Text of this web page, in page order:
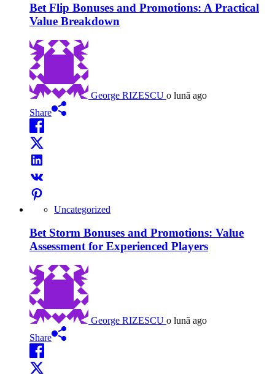
Bet Flip Bonuses and Promotions: A Practical
Value Breakdown
George RIZESCU o lună ago
Share
Uncategorized
Bet Storm Bonuses and Promotions: Value
Assessment for Experienced Players
George RIZESCU o lună ago
Share